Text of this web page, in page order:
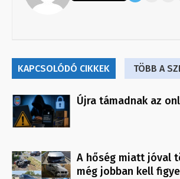
KAPCSOLÓDÓ CIKKEK TÖBB A
Újra támadnak az
A hőség miatt jóval
még jobban kell